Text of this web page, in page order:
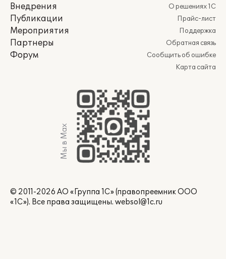
Внедрения
Публикации
Мероприятия
Партнеры
Форум
О решениях 1С
Прайс-лист
Поддержка
Обратная связь
Сообщить об ошибке
Карта сайта
Мы в Max
© 2011-2026 АО «Группа 1С» (правопреемник ООО
«1С»). Все права защищены. websol@1c.ru